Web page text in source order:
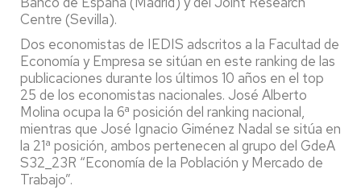
Centre (Sevilla).
Dos economistas de IEDIS adscritos a la Facultad de
Economía y Empresa se sitúan en este ranking de las
publicaciones durante los últimos 10 años en el top
25 de los economistas nacionales. José Alberto
Molina ocupa la 6ª posición del ranking nacional,
mientras que José Ignacio Giménez Nadal se sitúa en
la 21ª posición, ambos pertenecen al grupo del GdeA
S32_23R “Economía de la Población y Mercado de
Trabajo”.